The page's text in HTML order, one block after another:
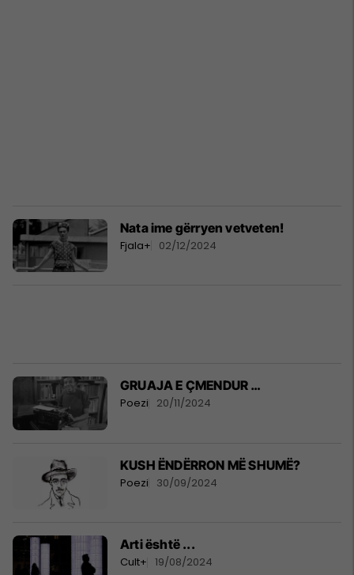
Nata ime gërryen vetveten!
Fjala+ 02/12/2024
GRUAJA E ÇMENDUR …
Poezi 20/11/2024
KUSH ËNDËRRON MË SHUMË?
Poezi 30/09/2024
Arti është ...
Cult+ 19/08/2024